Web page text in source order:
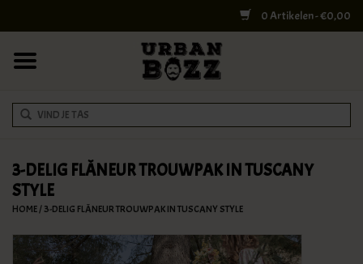
0 Artikelen - €0,00
COLLEGE BAGS
RUGZAKKEN
SCHOUDERTASSEN
WERK & LAPTOPTASSEN
SHELBY BROTHERS
3-DELIG FLÂNEUR TROUWPAK IN TUSCANY
STYLE
HOME/3-DELIG FLÂNEUR TROUWPAK IN TUSCANY STYLE